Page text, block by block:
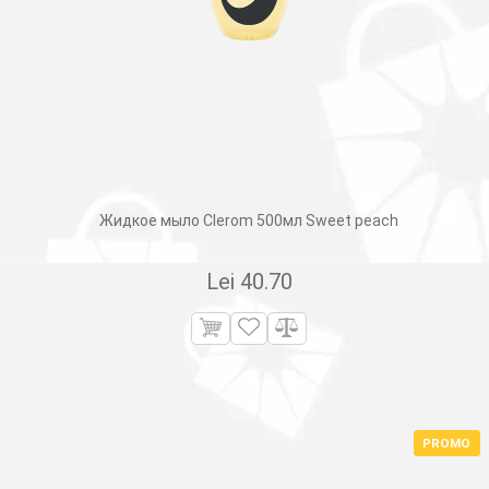
Жидкое мыло Clerom 500мл Sweet peach
Lei 40.70
PROMO